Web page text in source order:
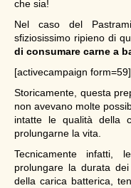
che sia!
Nel caso del
sfiziosissimo ripieno di
di consumare carne a
[activecampaign form=59]
Storicamente, questa
non avevano molte
intatte le qualità della
prolungarne la vita.
Tecnicamente infatti,
prolungare la durata
della carica batterica,